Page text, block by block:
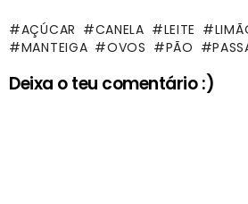
AÇÚCAR CANELA LEITE
MANTEIGA
OVOS PÃO
Deixa o teu comentário :)